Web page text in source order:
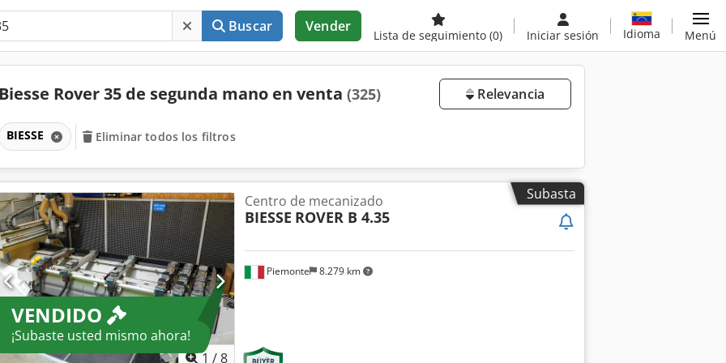
Buscar Vender
Lista de seguimiento (0) Iniciar sesión Idioma Menú
Biesse Rover 35 de segunda mano en venta (325) Relevancia
BIESSE Eliminar todos los filtros
Subasta
VENDIDO
¡Subaste usted mismo ahora!
1 /8
Piemonte 8.279 km
Centro de mecanizado
BIESSE ROVER B 4.35